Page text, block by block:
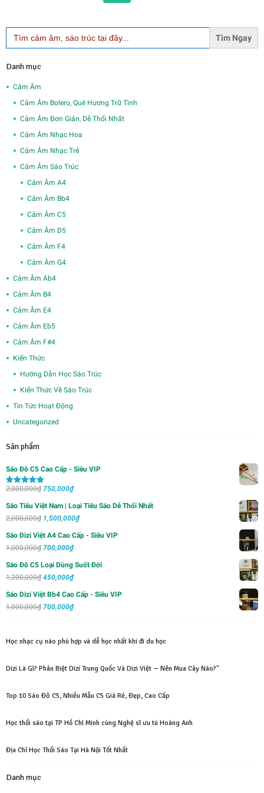
Search
for:
Danh mục
Cảm Âm
Cảm Âm Bolero, Quê Hương Trữ Tình
Cảm Âm Đơn Giản, Dễ Thổi Nhất
Cảm Âm Nhạc Hoa
Cảm Âm Nhạc Trẻ
Cảm Âm Sáo Trúc
Cảm Âm A4
Cảm Âm Bb4
Cảm Âm C5
Cảm Âm D5
Cảm Âm F4
Cảm Âm G4
Cảm Âm Ab4
Cảm Âm B4
Cảm Âm E4
Cảm Âm Eb5
Cảm Âm F#4
Kiến Thức
Hướng Dẫn Học Sáo Trúc
Kiến Thức Về Sáo Trúc
Tin Tức Hoạt Động
Uncategorized
Sản phẩm
Sáo Đô C5 Cao Cấp - Siêu VIP
Được xếp
sao
2,000,000₫ Giá
750,000₫Giá
750,000₫.
Sáo Tiêu Việt Nam | Loại Tiêu Sáo Dễ Thổi Nhất
2,000,000₫ Giá
1,500,000₫Giá
hiện
1,500,000₫.
Sáo Dizi Việt A4 Cao Cấp - Siêu VIP
1,000,000₫ Giá
700,000₫Giá
hiện
700,000₫.
Sáo Đô C5 Loại Dùng Suốt Đời
1,200,000₫ Giá
450,000₫Giá
hiện
Sáo Dizi Việt Bb4 Cao Cấp - Siêu VIP
1,000,000₫ Giá
1,000,000₫.
700,000₫Giá
là:
Học nhạc cụ nào phù hợp và dễ học nhất khi đi du học
Dizi Là Gì? Phân Biệt Dizi Trung Quốc Và Dizi Việt — Nên Mua Cây Nào?"
Top 10 Sáo Đô C5, Nhiều Mẫu C5 Giá Rẻ, Đẹp, Cao Cấp
Học thổi sáo tại TP Hồ Chí Minh cùng Nghệ sĩ ưu tú Hoàng Anh
Địa Chỉ Học Thổi Sáo Tại Hà Nội Tốt Nhất
Danh mục